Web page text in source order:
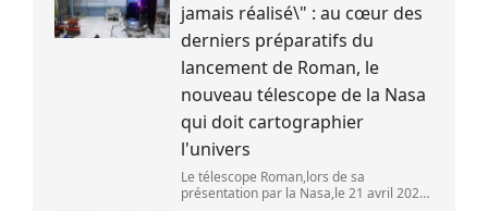
jamais réalisé\" : au cœur des
derniers préparatifs du
lancement de Roman, le
nouveau télescope de la Nasa
qui doit cartographier
l'univers
Le télescope Roman,lors de sa
présentation par la Nasa,le 21 avril 2026